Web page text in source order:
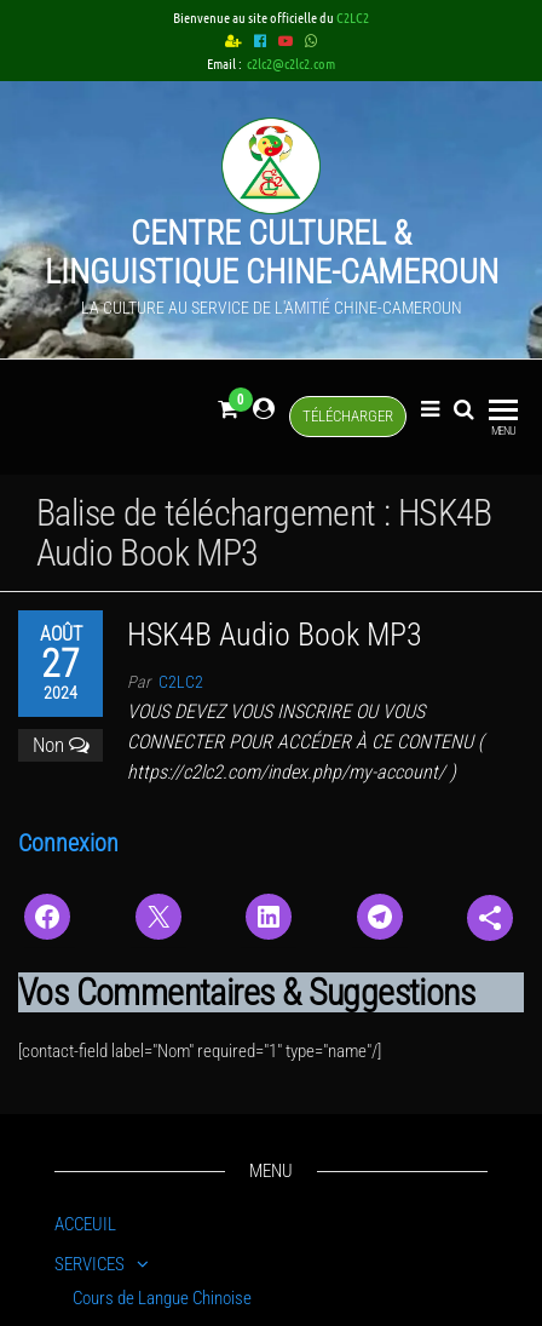
Bienvenue au site officielle duC2LC2
Email : c2lc2@c2lc2.com
CENTRE CULTUREL &
LINGUISTIQUE CHINE-CAMEROUN
LA CULTURE AU SERVICE DE L'AMITIÉ CHINE-CAMEROUN
TÉLÉCHARGER
0
MENU
Balise de téléchargement : HSK4B
Audio Book MP3
AOÛT
27
2024
Non
HSK4B Audio Book MP3
Par C2LC2
VOUS DEVEZ VOUS INSCRIRE OU VOUS
CONNECTER POUR ACCÉDER À CE CONTENU (
https://c2lc2.com/index.php/my-account/ )
Connexion
Vos Commentaires & Suggestions
[contact-field label="Nom" required="1" type="name"/]
MENU
ACCEUIL
SERVICES
Cours de Langue Chinoise